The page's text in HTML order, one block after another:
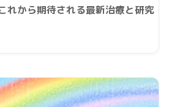
れから期待される最新治療と研究